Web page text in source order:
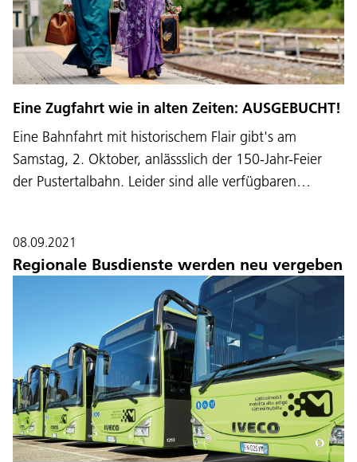
Eine Zugfahrt wie in alten Zeiten: AUSGEBUCHT!
Eine Bahnfahrt mit historischem Flair gibt's am
Samstag, 2. Oktober, anlässslich der 150-Jahr-Feier
der Pustertalbahn. Leider sind alle verfügbaren…
08.09.2021
Regionale Busdienste werden neu vergeben